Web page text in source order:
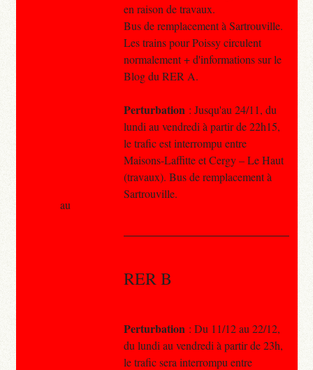
en raison de travaux.
Bus de remplacement à Sartrouville.
Les trains pour Poissy circulent
normalement + d'informations sur le
Blog du RER A.
Perturbation : Jusqu'au 24/11, du
lundi au vendredi à partir de 22h15,
le trafic est interrompu entre
Maisons-Laffitte et Cergy – Le Haut
(travaux). Bus de remplacement à
Sartrouville.
RER B
Perturbation : Du 11/12 au 22/12,
du lundi au vendredi à partir de 23h,
le trafic sera interrompu entre
au